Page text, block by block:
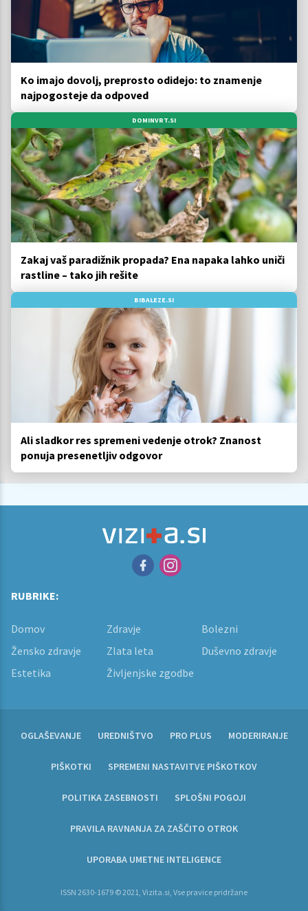
Ko imajo dovolj, preprosto odidejo: to znamenje
najpogosteje da odpoved
DOMINVRT.SI
Zakaj vaš paradižnik propada? Ena napaka lahko uniči
rastline – tako jih rešite
BIBALEZE.SI
Ali sladkor res spremeni vedenje otrok? Znanost
ponuja presenetljiv odgovor
RUBRIKE:
Domov Zdravje
Bolezni
Žensko zdravje
Zlata leta
Duševno zdravje
Estetika
Življenjske zgodbe
OGLAŠEVANJE UREDNIŠTVO PRO PLUS MODERIRANJE
PIŠKOTKI SPREMENI NASTAVITVE PIŠKOTKOV
POLITIKA ZASEBNOSTI SPLOŠNI POGOJI
PRAVILA RAVNANJA ZA ZAŠČITO OTROK
UPORABA UMETNE INTELIGENCE
ISSN 2630-1679 © 2021, Vizita.si, Vse pravice pridržane